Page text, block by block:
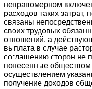
неправомерном
расходов таких
связаны
своих трудовых
отношений, а
выплата в случае
соглашению сторон не
понесенные
осуществлением
получение доходов